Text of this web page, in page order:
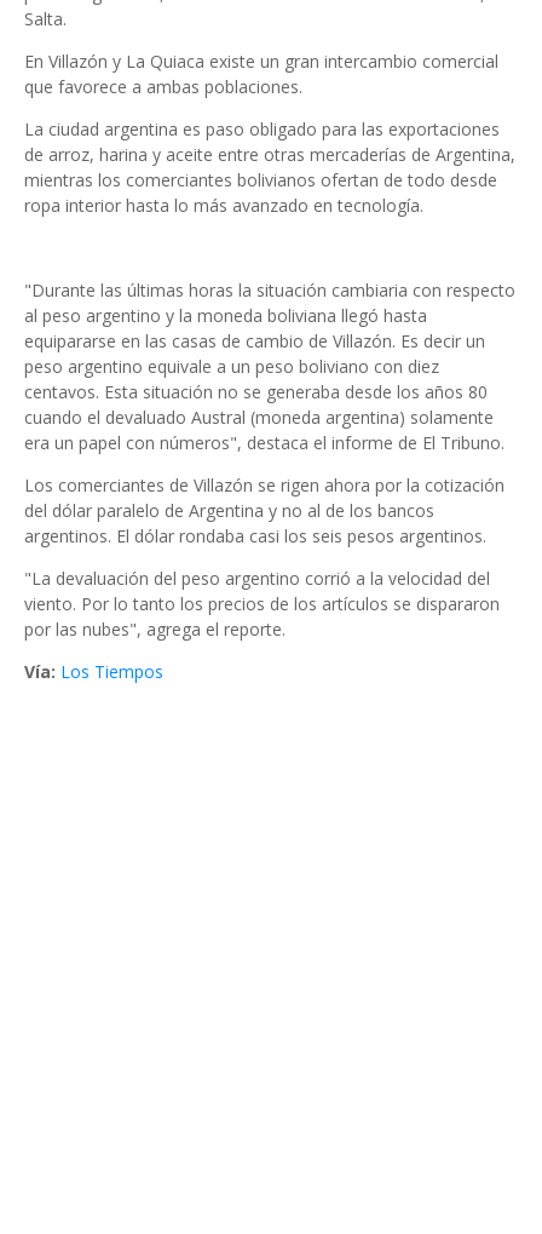
Salta.
En Villazón y La Quiaca existe un gran intercambio comercial
que favorece a ambas poblaciones.
La ciudad argentina es paso obligado para las exportaciones
de arroz, harina y aceite entre otras mercaderías de Argentina,
mientras los comerciantes bolivianos ofertan de todo desde
ropa interior hasta lo más avanzado en tecnología.
"Durante las últimas horas la situación cambiaria con respecto
al peso argentino y la moneda boliviana llegó hasta
equipararse en las casas de cambio de Villazón. Es decir un
peso argentino equivale a un peso boliviano con diez
centavos. Esta situación no se generaba desde los años 80
cuando el devaluado Austral (moneda argentina) solamente
era un papel con números", destaca el informe de El Tribuno.
Los comerciantes de Villazón se rigen ahora por la cotización
del dólar paralelo de Argentina y no al de los bancos
argentinos. El dólar rondaba casi los seis pesos argentinos.
"La devaluación del peso argentino corrió a la velocidad del
viento. Por lo tanto los precios de los artículos se dispararon
por las nubes", agrega el reporte.
Vía: Los Tiempos